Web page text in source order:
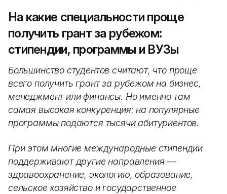
На какие специальности проще
получить грант за рубежом:
стипендии, программы и ВУЗы
Большинство студентов считают, что проще
всего получить грант за рубежом на бизнес,
менеджмент или финансы. Но именно там
самая высокая конкуренция: на популярные
программы подаются тысячи абитуриентов.
При этом многие международные стипендии
поддерживают другие направления —
здравоохранение, экологию, образование,
сельское хозяйство и государственное